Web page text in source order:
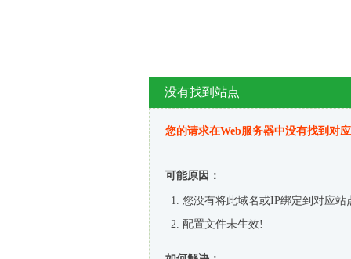
没有找到站点
您的请求在Web服务器中没有找到对
可能原因：
您没有将此域名或IP绑定到对应站
配置文件未生效!